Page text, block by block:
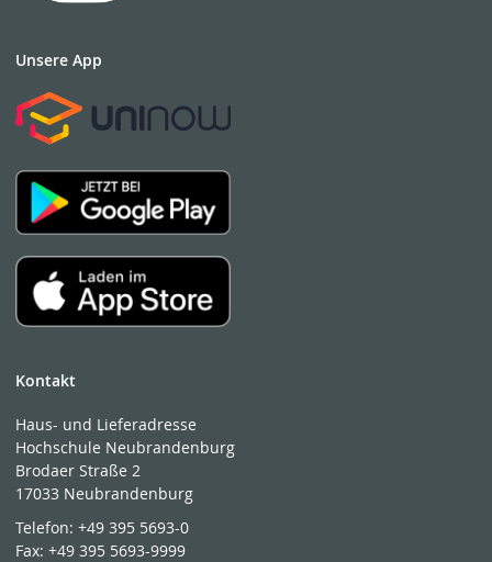
Unsere App
Kontakt
Haus- und Lieferadresse
Hochschule Neubrandenburg
Brodaer Straße 2
17033 Neubrandenburg
Telefon:+49 395 5693-0
Fax:+49 395 5693-9999